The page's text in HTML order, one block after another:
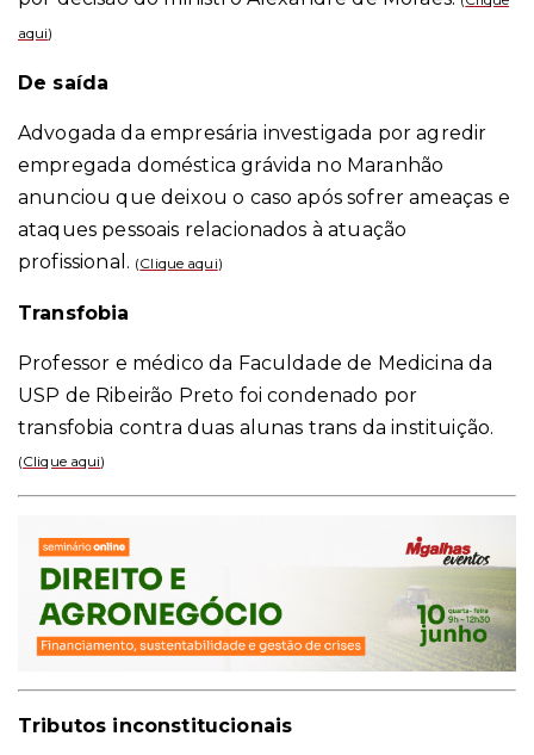
aqui)
De saída
Advogada da empresária investigada por agredir
empregada doméstica grávida no Maranhão
anunciou que deixou o caso após sofrer ameaças e
ataques pessoais relacionados à atuação
profissional. (Clique aqui)
Transfobia
Professor e médico da Faculdade de Medicina da
USP de Ribeirão Preto foi condenado por
transfobia contra duas alunas trans da instituição.
(Clique aqui)
Tributos inconstitucionais